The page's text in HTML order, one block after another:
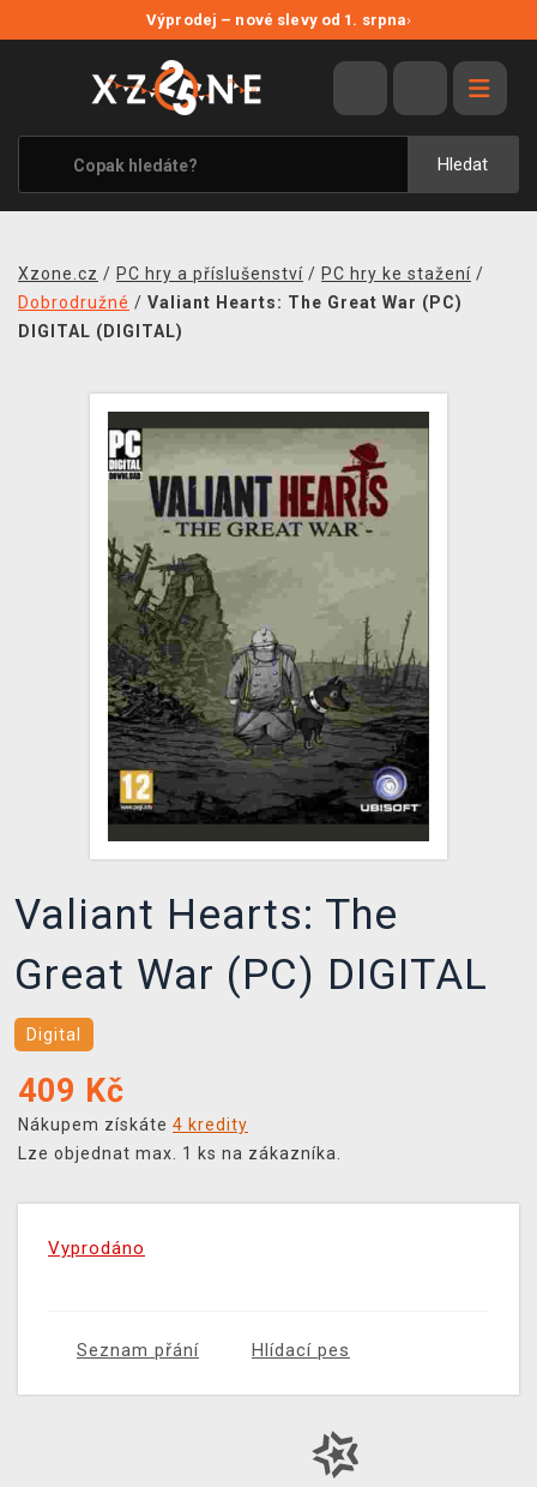
Výprodej – nové slevy od 1. srpna›
Hledat
VÝPRODEJ
VIDEOHRY
XZONE ORIGINALS
TÉMATIKY
MERCHANDISE
KONTAKT
DOPRAVA
XZONE KLUB
TCG & BOARDGAME HUB
VÝKUP HER (BAZAR)
Xzone.cz / PC hry a příslušenství / PC hry ke stažení /
Dobrodružné / Valiant Hearts: The Great War (PC)
DIGITAL (DIGITAL)
Valiant Hearts: The
Great War (PC) DIGITAL
Digital
409 Kč
Nákupem získáte 4 kredity
Lze objednat max. 1 ks na zákazníka.
Vyprodáno
Seznam přání Hlídací pes